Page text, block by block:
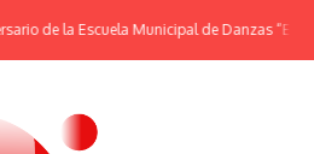
de la Escuela Municipal de Danzas “El